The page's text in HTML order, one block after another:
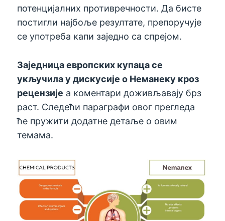
потенцијалних противречности. Да бисте
постигли најбоље резултате, препоручује
се употреба капи заједно са спрејом.
Заједница европских купаца се
укључила у дискусије о Неманеку кроз
рецензије а коментари доживљавају брз
раст. Следећи параграфи овог прегледа
ће пружити додатне детаље о овим
темама.